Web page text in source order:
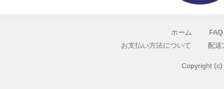
ホーム
FAQ
お支払い方法について
配送
Copyright